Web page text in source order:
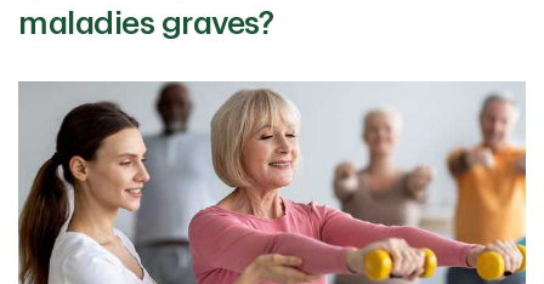
maladies graves?